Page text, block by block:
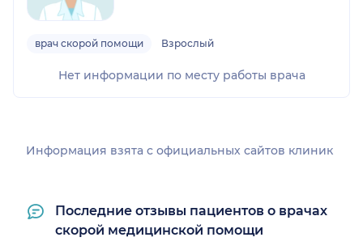
врач скорой помощи Взрослый
Нет информации по месту работы врача
Информация взята c официальных сайтов клиник
Последние отзывы пациентов о врачах
скорой медицинской помощи